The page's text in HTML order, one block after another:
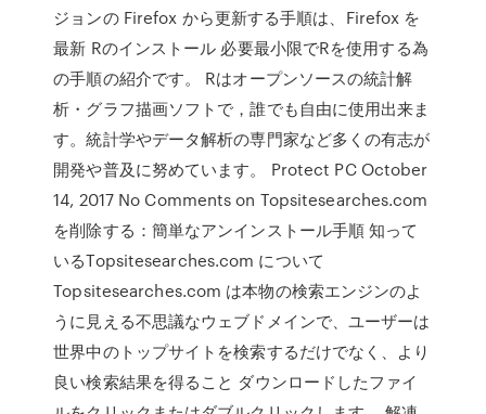
ジョンの Firefox から更新する手順は、Firefox を
最新 Rのインストール 必要最小限でRを使用する為
の手順の紹介です。 Rはオープンソースの統計解
析・グラフ描画ソフトで，誰でも自由に使用出来ま
す。統計学やデータ解析の専門家など多くの有志が
開発や普及に努めています。 Protect PC October
14, 2017 No Comments on Topsitesearches.com
を削除する：簡単なアンインストール手順 知って
いるTopsitesearches.com について
Topsitesearches.com は本物の検索エンジンのよ
うに見える不思議なウェブドメインで、ユーザーは
世界中のトップサイトを検索するだけでなく、より
良い検索結果を得ること ダウンロードしたファイ